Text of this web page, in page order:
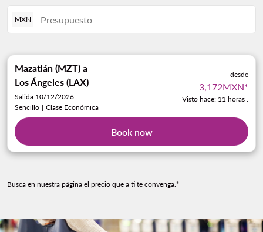
MXN
Mazatlán (MZT) a
Los Ángeles (LAX)
Salida 10/12/2026
Sencillo | Clase Económica
desde
3,172MXN*
Visto hace: 11 horas .
Book now
Busca en nuestra página el precio que a ti te convenga.*